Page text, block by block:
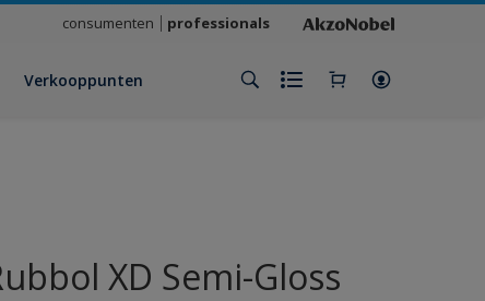
consumenten professionals
Verkooppunten
XD Semi-Gloss